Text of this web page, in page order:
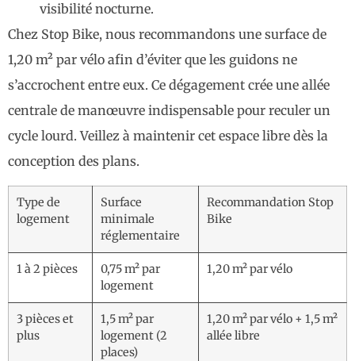
visibilité nocturne.
Chez Stop Bike, nous recommandons une surface de
1,20 m² par vélo afin d’éviter que les guidons ne
s’accrochent entre eux. Ce dégagement crée une allée
centrale de manœuvre indispensable pour reculer un
cycle lourd. Veillez à maintenir cet espace libre dès la
conception des plans.
Type de
logement
Surface
minimale
réglementaire
Recommandation Stop
Bike
1 à 2 pièces
0,75 m² par
logement
1,20 m² par vélo
3 pièces et
plus
1,5 m² par
logement (2
places)
1,20 m² par vélo + 1,5 m²
allée libre